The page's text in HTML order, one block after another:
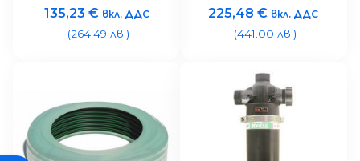
m3/h, налягане до
8 bar, филтърна
площ 525
135,23 € вкл. ДДС
(264.49 лв.)
RFC-868:
Rain/Freeze
Combo –
225,48€ вкл. ДДС
(441.00 лв.)